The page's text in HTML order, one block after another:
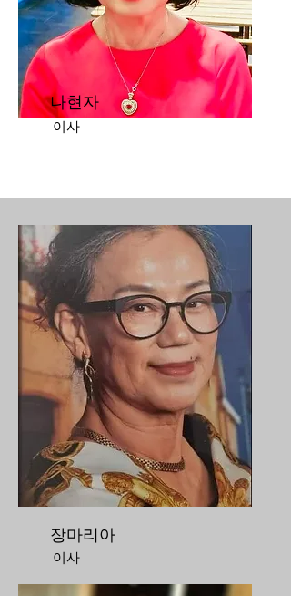
​나현자
이사
장마리아
이사